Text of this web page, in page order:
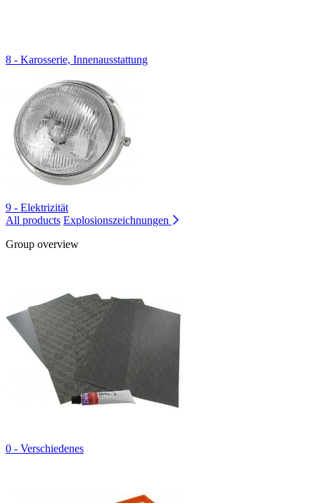
8 - Karosserie, Innenausstattung
9 - Elektrizität
All products Explosionszeichnungen
Group overview
0 - Verschiedenes